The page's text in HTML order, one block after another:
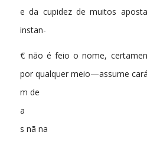
e da cupidez de muitos
instan-
€ não é feio o nome,
por qualquer meio—assume
m de
a
s nã na